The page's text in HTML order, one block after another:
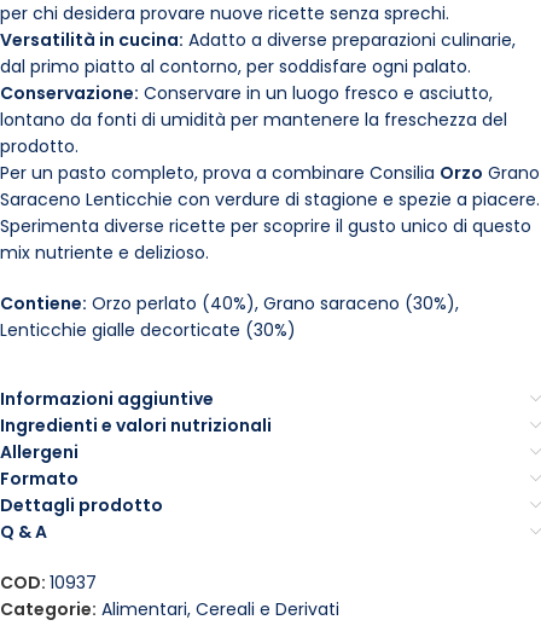
per chi desidera provare nuove ricette senza sprechi.
Versatilità in cucina: Adatto a diverse preparazioni culinarie,
dal primo piatto al contorno, per soddisfare ogni palato.
Conservazione: Conservare in un luogo fresco e asciutto,
lontano da fonti di umidità per mantenere la freschezza del
prodotto.
Per un pasto completo, prova a combinare Consilia Orzo Grano
Saraceno Lenticchie con verdure di stagione e spezie a piacere.
Sperimenta diverse ricette per scoprire il gusto unico di questo
mix nutriente e delizioso.
Contiene: Orzo perlato (40%), Grano saraceno (30%),
Lenticchie gialle decorticate (30%)
Informazioni aggiuntive
Ingredienti e valori nutrizionali
Allergeni
Formato
Dettagli prodotto
Q & A
COD: 10937
Categorie: Alimentari, Cereali e Derivati